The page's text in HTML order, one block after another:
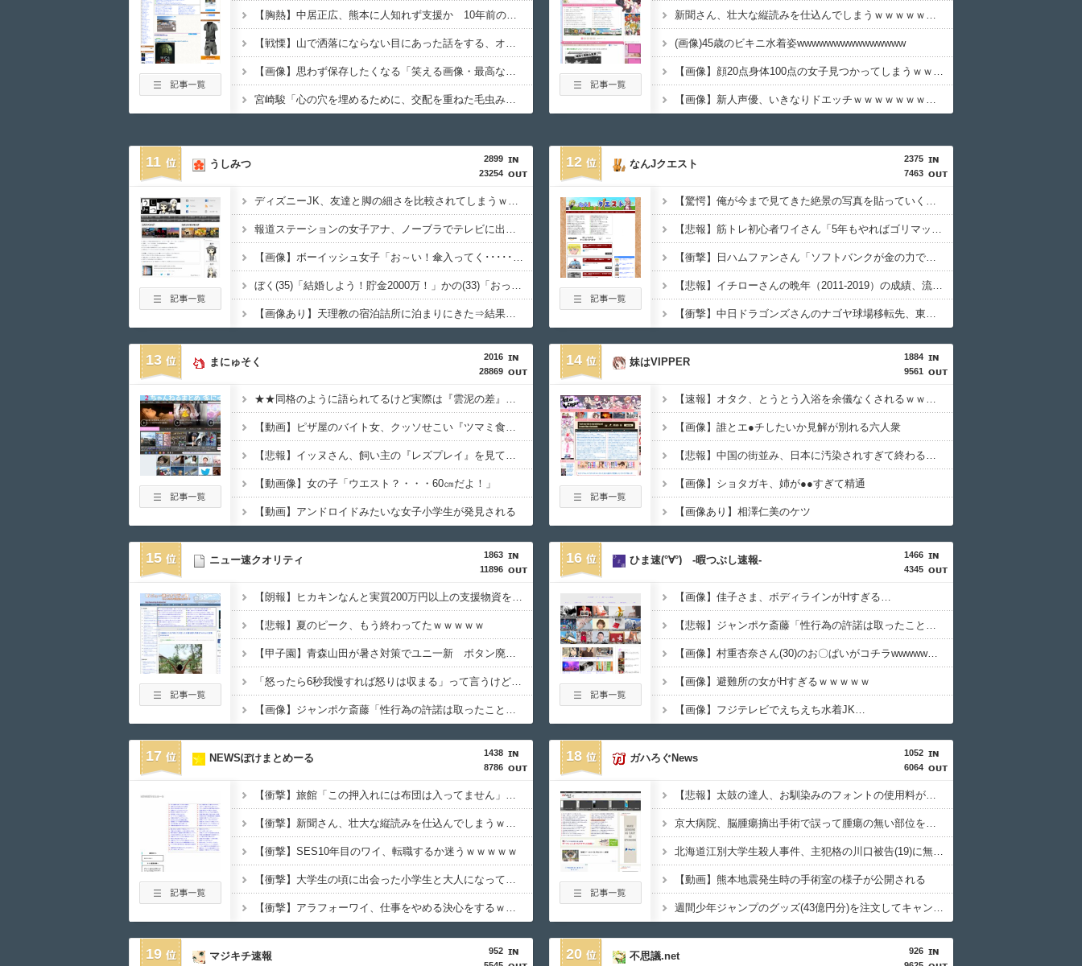
【胸熱】中居正広、熊本に人知れず支援か 10年前の震災では3度現地入り「誰にも知られなくて良い」
【戦慄】山で洒落にならない目にあった話をする、オカルト系で
【画像】思わず保存したくなる「笑える画像・最高な画像」貼っていけｗｗｗｗｗ
宮崎駿「心の穴を埋めるために、交配を重ねた毛虫みたいな小さな犬を連れてる人、本当に醜い」←これどう思う？
新聞さん、壮大な縦読みを仕込んでしまうｗｗｗｗｗｗｗ
(画像)45歳のビキニ水着姿wwwwwwwwwwwwwww
【画像】顔20点身体100点の女子見つかってしまうｗｗｗｗｗｗｗｗ
【画像】新人声優、いきなりドエッチｗｗｗｗｗｗｗｗｗ
11
2899
23254
うしみつ
ディズニーJK、友達と脚の細さを比較されてしまうｗｗｗｗｗｗｗｗｗ （※画像あり）
報道ステーションの女子アナ、ノーブラでテレビに出てしまうｗｗ⇒（※画像あり）
【画像】ボーイッシュ女子「お～い！傘入ってく･･････♡」←どうする！！
ぼく(35)「結婚しよう！貯金2000万！」かの(33)「おっけ！貯金は…」⇒結果ｗｗｗｗｗｗｗｗｗｗｗｗ
【画像あり】天理教の宿泊詰所に泊まりにきた⇒結果！！！
12
2375
7463
なんJクエスト
【驚愕】俺が今まで見てきた絶景の写真を貼っていくぞｗｗｗｗｗｗｗｗｗｗ
【悲報】筋トレ初心者ワイさん「5年もやればゴリマッチョやろなぁ…」ｗｗｗｗｗｗｗｗｗｗ
【衝撃】日ハムファンさん「ソフトバンクが金の力で強過ぎるからパ5球団ファンはdocomoかauにして資金源を断て！」ｗｗｗｗｗｗｗｗｗｗ
【悲報】イチローさんの晩年（2011-2019）の成績、流石に擁護できないｗｗｗｗｗｗｗｗｗｗ
【衝撃】中日ドラゴンズさんのナゴヤ球場移転先、東海3県の22自治体が一次選定を通過ｗｗｗｗｗｗｗｗｗｗ
13
2016
28869
まにゅそく
★★同格のように語られてるけど実際は『雲泥の差』があるものと言えば？
【動画】ピザ屋のバイト女、クッソせこい『ツマミ食い』をして炎上
【悲報】イッヌさん、飼い主の『レズプレイ』を見てドン引き・・・
【動画像】女の子「ウエスト？・・・60㎝だよ！」
【動画】アンドロイドみたいな女子小学生が発見される
14
1884
9561
妹はVIPPER
【速報】オタク、とうとう入浴を余儀なくされるｗｗｗｗｗｗｗ
【画像】誰とエ●チしたいか見解が別れる六人衆
【悲報】中国の街並み、日本に汚染されすぎて終わる・・・
【画像】ショタガキ、姉が●●すぎて精通
【画像あり】相澤仁美のケツ
15
1863
11896
ニュー速クオリティ
【朗報】ヒカキンなんと実質200万円以上の支援物資を寄付してしまう・・・
【悲報】夏のピーク、もう終わってたｗｗｗｗｗ
【甲子園】青森山田が暑さ対策でユニ一新 ボタン廃止でTシャツ素材ｗｗｗ
「怒ったら6秒我慢すれば怒りは収まる」って言うけど・・・
【画像】ジャンポケ斎藤「性行為の許諾は取ったことありません」
16
1466
4345
ひま速(°∀°) -暇つぶし速報-
【画像】佳子さま、ボディラインがHすぎる…
【悲報】ジャンポケ斎藤「性行為の許諾は取ったことありません」
【画像】村重杏奈さん(30)のお〇ぱいがコチラwwwwwwwwwwww
【画像】避難所の女がHすぎるｗｗｗｗｗ
【画像】フジテレビでえちえち水着JK…
17
1438
8786
NEWSぽけまとめーる
【衝撃】旅館「この押入れには布団は入ってません」←これｗｗｗｗｗ(※画像あり)
【衝撃】新聞さん、壮大な縦読みを仕込んでしまうｗｗｗｗｗ(※画像あり)
【衝撃】SES10年目のワイ、転職するか迷うｗｗｗｗｗ
【衝撃】大学生の頃に出会った小学生と大人になってから再会し結婚した男、めちゃくちゃ叩かれてしまうｗｗｗｗｗ(※画像あり)
【衝撃】アラフォーワイ、仕事をやめる決心をするｗｗｗｗｗ
18
1052
6064
ガハろぐNews
【悲報】太鼓の達人、お馴染みのフォントの使用料が年間6万から年間320万になったので変更に
京大病院、脳腫瘍摘出手術で誤って腫瘍の無い部位を摘出 脳幹など損傷受け植物状態に
北海道江別大学生殺人事件、主犯格の川口被告(19)に無期懲役の判決
【動画】熊本地震発生時の手術室の様子が公開される
週間少年ジャンプのグッズ(43億円分)を注文してキャンセルした32歳女が逮捕
19
952
マジキチ速報 20
926
不思議.net